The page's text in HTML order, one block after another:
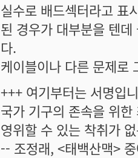
실수로 배드섹터라고 표
된 경우가 대부분을 텐
다.
케이블이나 다른 문제로
+++ 여기부터는 서명입
국가 기구의 존속을 위
영위할 수 있는 착취가
-- 조정래, <태백산맥>